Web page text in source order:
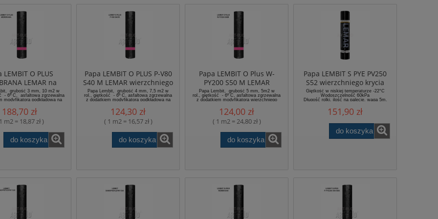
LEMBIT O PLUS
LEMAR na
poliestrowej
grubość 3 mm, 10 m2 w
- 6º C, asfaltowa zgrzewalna
modyfikatora podkładowa na
188,70 zł
m2 = 18,87 zł )
do koszyka
Papa LEMBIT O PLUS P-V80
S40 M LEMAR wierzchniego
krycia na włókninie
poliestrowej
Papa Lembit, grubość 4 mm, 7,5 m2 w
rol., giętkość - 6º C, asfaltowa zgrzewalna
z dodatkiem modyfikatora podkładowa na
124,30 zł
( 1 m2 = 16,57 zł )
do koszyka
Papa LEMBIT O Plus W-
PY200 S50 M LEMAR
wierzchniego krycia na
włókninie poliestrowej
Papa Lembit, grubość 5 mm, 5m2 w
rol., giętkość - 6º C, asfaltowa zgrzewalna
z dodatkiem modyfikatora wierzchniego
124,00 zł
( 1 m2 = 24,80 zł )
do koszyka
Papa LEMBIT S PYE PV250
S52 wierzchniego krycia
modyfikowana
Giętkość w niskiej temperaturze -22°C
Wodoszczelność 60kPa
Długość rolki, ilość na palecie, waga 5m,
151,90 zł
do koszyka